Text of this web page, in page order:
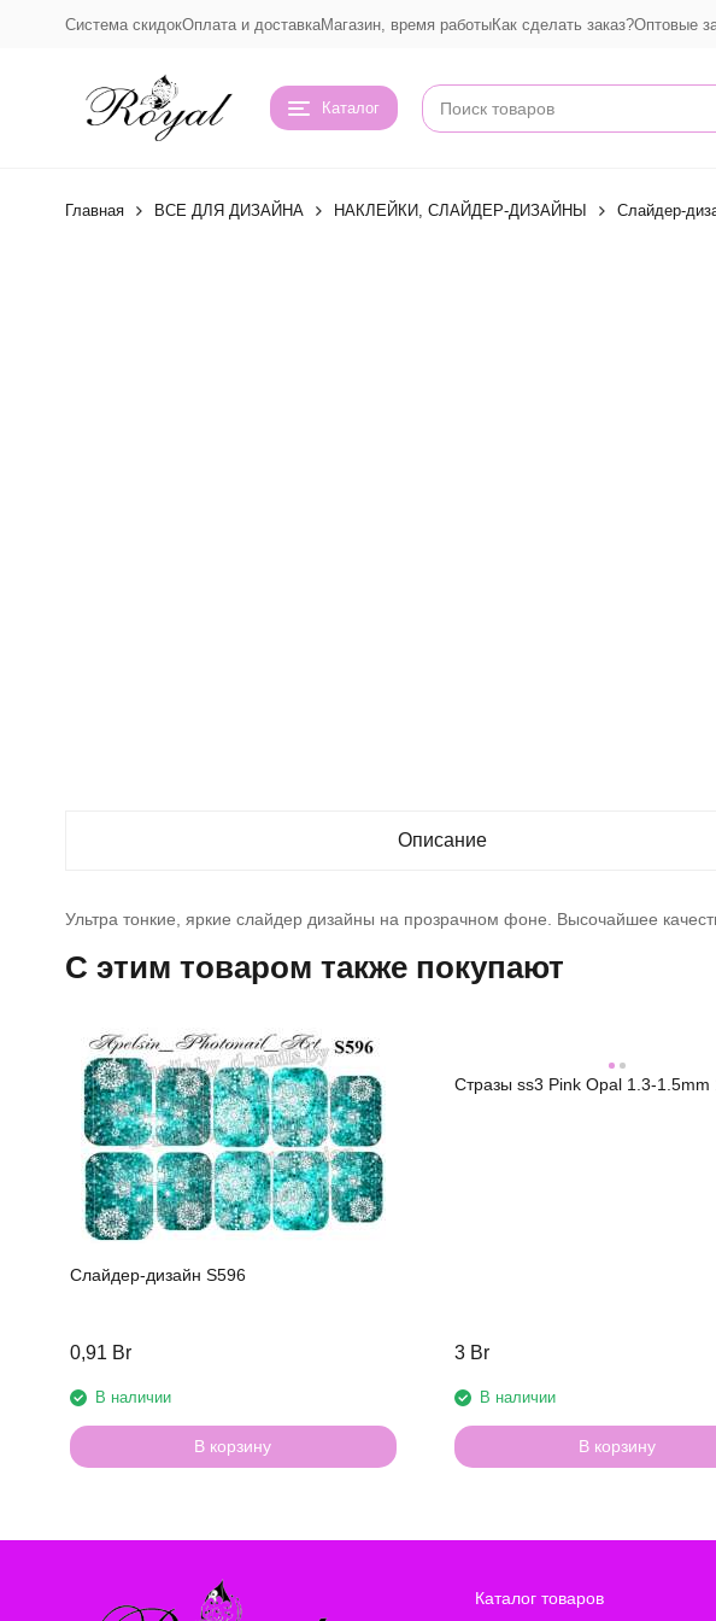
Система скидокОплата и доставкаМагазин, время работыКак сделать заказ?Оптовые
Каталог
Главная ВСЕ ДЛЯ ДИЗАЙНА НАКЛЕЙКИ, СЛАЙДЕР-ДИЗАЙНЫ Слайдер-
Описание
Ультра тонкие, яркие слайдер дизайны на прозрачном фоне. Высочайшее
C этим товаром также покупают
Слайдер-дизайн S596
0,91 Br
В наличии
В корзину
Стразы ss3 Pink Opal 1.3-1.5mm
3 Br
В наличии
В корзину
Каталог товаров